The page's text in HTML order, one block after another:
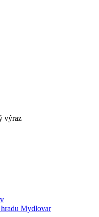
výraz
Mydlovar